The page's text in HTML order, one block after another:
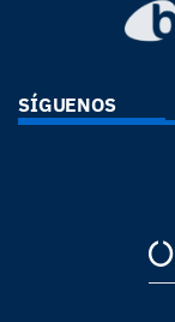
SÍGUENOS